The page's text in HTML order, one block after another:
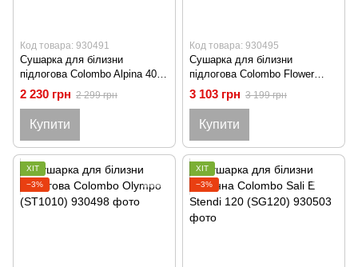
Код товара: 930491
Сушарка для білизни
підлогова Colombo Alpina 40
(ST194/4CF)
2 230 грн 2 299 грн
Купити
Код товара: 930495
Сушарка для білизни
підлогова Colombo Flower
(ST798)
3 103 грн 3 199 грн
Купити
ХІТ
−3%
ХІТ
−3%